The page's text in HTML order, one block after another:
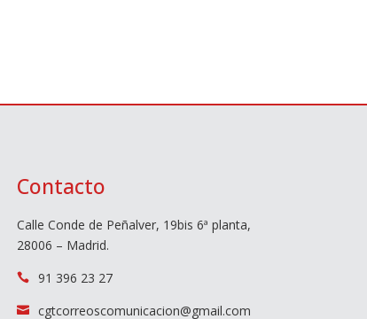
Contacto
Calle Conde de Peñalver, 19bis 6ª planta,
28006 – Madrid.
 91 396 23 27
 cgtcorreoscomunicacion@gmail.com